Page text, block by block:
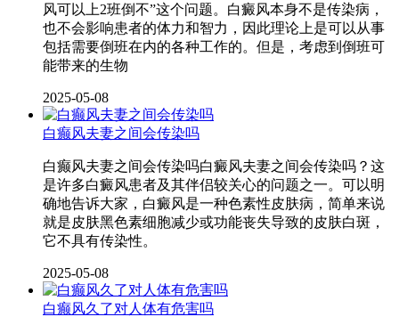
风可以上2班倒不”这个问题。白癜风本身不是传染病，
也不会影响患者的体力和智力，因此理论上是可以从事
包括需要倒班在内的各种工作的。但是，考虑到倒班可
能带来的生物
2025-05-08
白癫风夫妻之间会传染吗
白癫风夫妻之间会传染吗白癜风夫妻之间会传染吗？这
是许多白癜风患者及其伴侣较关心的问题之一。可以明
确地告诉大家，白癜风是一种色素性皮肤病，简单来说
就是皮肤黑色素细胞减少或功能丧失导致的皮肤白斑，
它不具有传染性。
2025-05-08
白癫风久了对人体有危害吗